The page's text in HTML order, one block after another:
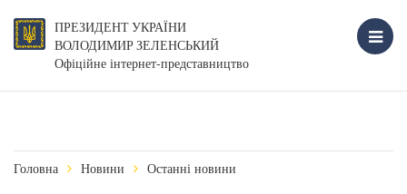
ПРЕЗИДЕНТ УКРАЇНИ
ВОЛОДИМИР ЗЕЛЕНСЬКИЙ
Офіційне інтернет-представництво
Головна Новини Останні новини